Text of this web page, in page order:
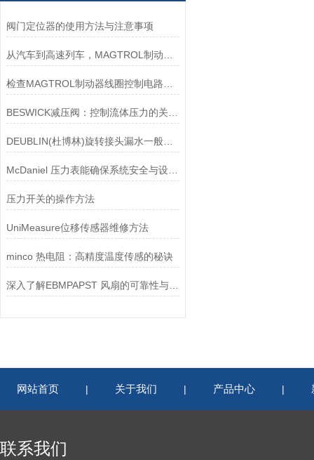
阀门定位器的使用方法与注意事项
DEUBLIN(杜博林)旋转接头漏水一般应从以下几个方面来找原因
McDaniel 压力表能确保系统安全与设备寿命延长
压力开关的操作方法
UniMeasure位移传感器维修方法
minco 热电阻：高精度温度传感的秘诀
深入了解EBMPAPST 风扇的可靠性与耐用性
网站首页 | 关于我们 | 产品中心 |
联系我们